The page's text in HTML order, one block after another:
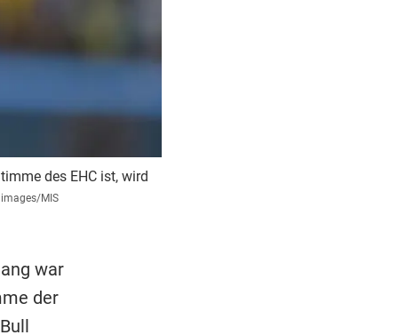
des EHC ist, wird
MIS
war
der